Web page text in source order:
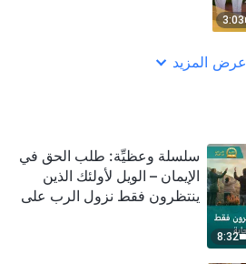
3:03
عرض المزيد
8:32
سلسلة وعظيِّة: طلب الحق في
الإيمان – الويل لأولئك الذين
ينتظرون فقط نزول الرب على